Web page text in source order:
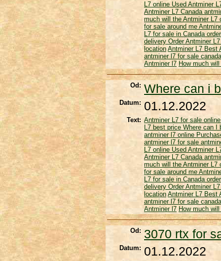
L7 online Used Antminer
Antminer L7 Canada
much will the Antminer L7
for sale around me
L7 for sale in Canada
delivery Order Antminer
location Antminer L7 Best
antminer l7 for sale
Antminer l7 How much
Od: Where can i
Datum: 01.12.2022
Text: Antminer L7 for sale
L7 best price Where can I
antminer l7 online
antminer l7 for sale
L7 online Used Antminer
Antminer L7 Canada
much will the Antminer L7
for sale around me
L7 for sale in Canada
delivery Order Antminer
location Antminer L7 Best
antminer l7 for sale
Antminer l7 How much
Od: 3070 rtx for
Datum: 01.12.2022